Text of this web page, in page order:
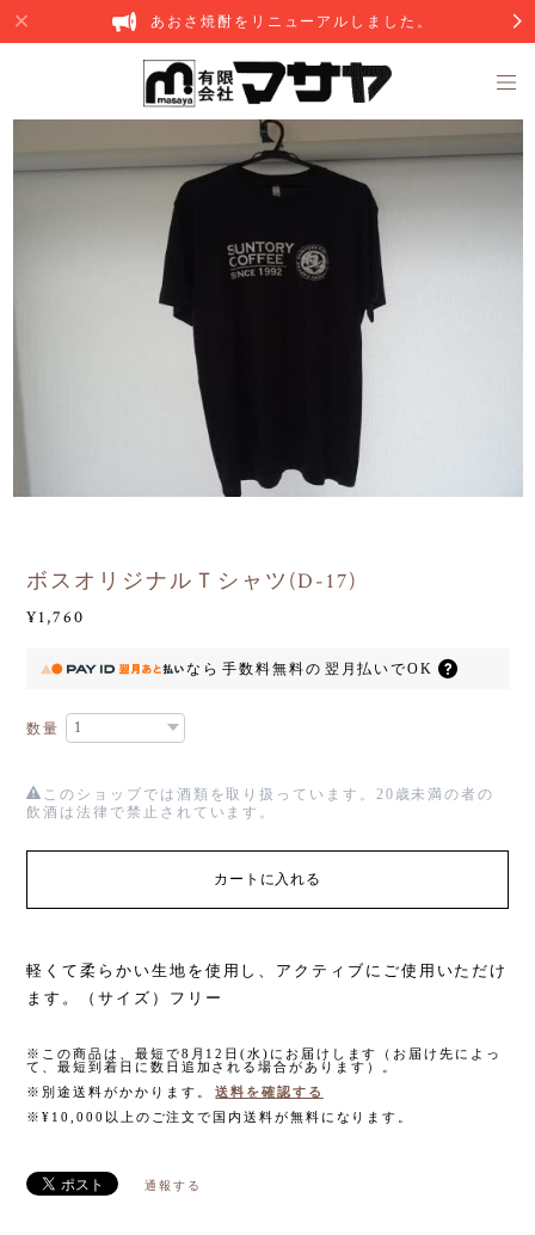
あおさ焼酎をリニューアルしました。
ボスオリジナルＴシャツ(D-17)
¥1,760
なら 手数料無料の 翌月払いでOK
数量
このショップでは酒類を取り扱っています。20歳未満の者の
飲酒は法律で禁止されています。
カートに入れる
軽くて柔らかい生地を使用し、アクティブにご使用いただけ
ます。（サイズ）フリー
※この商品は、最短で8月12日(水)にお届けします（お届け先によっ
て、最短到着日に数日追加される場合があります）。
※別途送料がかかります。
送料を確認する
※¥10,000以上のご注文で国内送料が無料になります。
通報する